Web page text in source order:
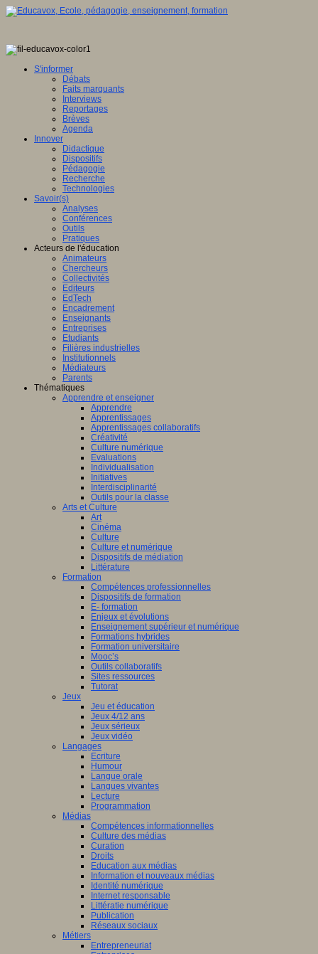
S'informer
Débats
Faits marquants
Interviews
Reportages
Brèves
Agenda
Innover
Didactique
Dispositifs
Pédagogie
Recherche
Technologies
Savoir(s)
Analyses
Conférences
Outils
Pratiques
Acteurs de l'éducation
Animateurs
Chercheurs
Collectivités
Editeurs
EdTech
Encadrement
Enseignants
Entreprises
Etudiants
Filières industrielles
Institutionnels
Médiateurs
Parents
Thématiques
Apprendre et enseigner
Apprendre
Apprentissages
Apprentissages collaboratifs
Créativité
Culture numérique
Evaluations
Individualisation
Initiatives
Interdisciplinarité
Outils pour la classe
Arts et Culture
Art
Cinéma
Culture
Culture et numérique
Dispositifs de médiation
Littérature
Formation
Compétences professionnelles
Dispositifs de formation
E- formation
Enjeux et évolutions
Enseignement supérieur et numérique
Formations hybrides
Formation universitaire
Mooc’s
Outils collaboratifs
Sites ressources
Tutorat
Jeux
Jeu et éducation
Jeux 4/12 ans
Jeux sérieux
Jeux vidéo
Langages
Ecriture
Humour
Langue orale
Langues vivantes
Lecture
Programmation
Médias
Compétences informationnelles
Culture des médias
Curation
Droits
Education aux médias
Information et nouveaux médias
Identité numérique
Internet responsable
Littératie numérique
Publication
Réseaux sociaux
Métiers
Entrepreneuriat